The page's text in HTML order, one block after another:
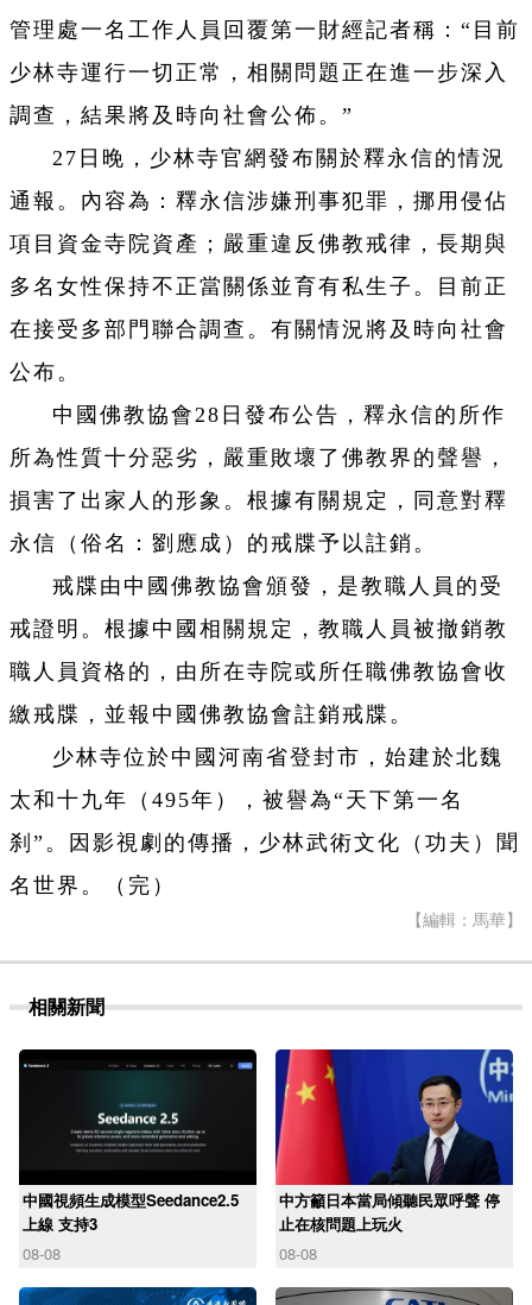
管理處一名工作人員回覆第一財經記者稱：“目前
少林寺運行一切正常，相關問題正在進一步深入
調查，結果將及時向社會公佈。”
27日晚，少林寺官網發布關於釋永信的情況
通報。內容為：釋永信涉嫌刑事犯罪，挪用侵佔
項目資金寺院資產；嚴重違反佛教戒律，長期與
多名女性保持不正當關係並育有私生子。目前正
在接受多部門聯合調查。有關情況將及時向社會
公布。
中國佛教協會28日發布公告，釋永信的所作
所為性質十分惡劣，嚴重敗壞了佛教界的聲譽，
損害了出家人的形象。根據有關規定，同意對釋
永信（俗名：劉應成）的戒牒予以註銷。
戒牒由中國佛教協會頒發，是教職人員的受
戒證明。根據中國相關規定，教職人員被撤銷教
職人員資格的，由所在寺院或所任職佛教協會收
繳戒牒，並報中國佛教協會註銷戒牒。
少林寺位於中國河南省登封市，始建於北魏
太和十九年（495年），被譽為“天下第一名
刹”。因影視劇的傳播，少林武術文化（功夫）聞
名世界。（完）
【編輯：馬華】
相關新聞
中國視頻生成模型Seedance2.5
上線 支持3
08-08
中方籲日本當局傾聽民眾呼聲 停
止在核問題上玩火
08-08